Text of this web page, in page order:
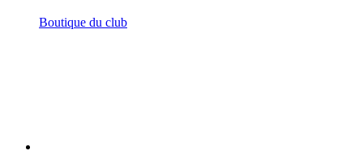
Boutique du club